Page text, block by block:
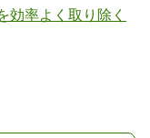
率よく取り除く